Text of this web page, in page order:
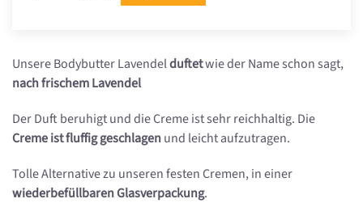
Unsere Bodybutter Lavendelduftetwie der Name schon sagt,
nach frischem Lavendel
Der Duft beruhigt und die Creme ist sehr reichhaltig. Die
Creme ist fluffig geschlagenund leicht aufzutragen.
Tolle Alternative zu unseren festen Cremen, in einer
wiederbefüllbaren Glasverpackung.